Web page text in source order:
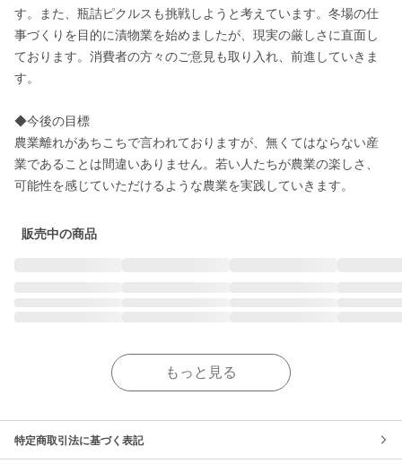
す。また、瓶詰ピクルスも挑戦しようと考えています。冬場の仕
事づくりを目的に漬物業を始めましたが、現実の厳しさに直面し
ております。消費者の方々のご意見も取り入れ、前進していきま
す。
◆今後の目標
農業離れがあちこちで言われておりますが、無くてはならない産
業であることは間違いありません。若い人たちが農業の楽しさ、
可能性を感じていただけるような農業を実践していきます。
販売中の商品
もっと見る
特定商取引法に基づく表記